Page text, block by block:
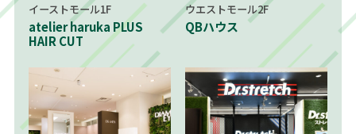
イーストモール1F
atelier haruka PLUS
HAIR CUT
ウエストモール2F
QBハウス